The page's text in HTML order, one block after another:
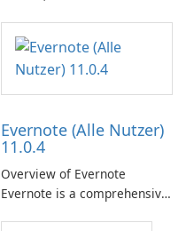
Mail-Client
Evernote (Alle Nutzer)
11.0.4
Overview of Evernote
Evernote is a comprehensive